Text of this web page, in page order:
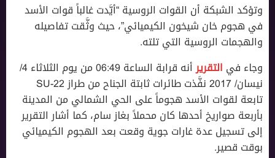
وتؤكد الشبكة أن القوات الروسية “أيَّدت غالباً قوات اﻷسد
في هجوم خان شيخون الكيميائي”، حيث وثَّقت تفاصيله
والهجمات الروسية التي تلته.
وجاء في التقرير
أنه قرابة الساعة 06:49 من يوم الثلاثاء 4/
نيسان/ 2017 نفَّذت طائرات ثابتة الجناح من طراز SU-22
تابعة لقوات الأسد هجوماً على الحي الشمالي من المدينة
بأربعة صواريخ أحدها كان محملاً بغاز سام، كما أشار التقرير
إلى تسجيل عدة غارات جوية وقعت بعد الهجوم الكيميائي
بوقت قصير.